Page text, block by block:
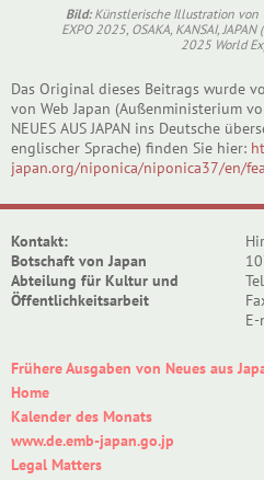
Bild:Künstlerische Illustration von
EXPO 2025, OSAKA, KANSAI,
2025 World
Das Original dieses Beitrags wurde
von Web Japan (Außenministerium
NEUES AUS JAPAN ins Deutsche
englischer Sprache) finden Sie hier:
japan.org/niponica/niponica37/en/
Kontakt:
Botschaft von Japan
Abteilung für Kultur und
Öffentlichkeitsarbeit
Frühere Ausgaben von Neues aus
Home
Kalender des Monats
www.de.emb-japan.go.jp
Legal Matters